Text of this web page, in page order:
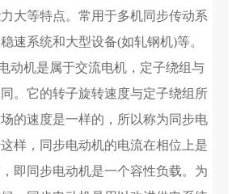
大等特点。常用于多机同步传动系
速系统和大型设备(如轧钢机)等。
机是属于交流电机，定子绕组与
。它的转子旋转速度与定子绕组所
的速度是一样的，所以称为同步电
样，同步电动机的电流在相位上是
即同步电动机是一个容性负载。为